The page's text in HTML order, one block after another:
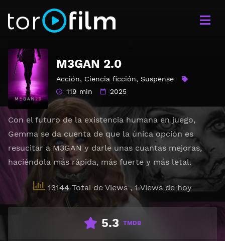
M3GAN 2.0
Acción, Ciencia ficción, Suspense
119 min
2025
Con el futuro de la existencia humana en juego,
Gemma se da cuenta de que la única opción es
resucitar a M3GAN y darle unas cuantas mejoras,
haciéndola más rápida, más fuerte y más letal.
13144 Total de Views , 1 Views de hoy
5.3 TMDB